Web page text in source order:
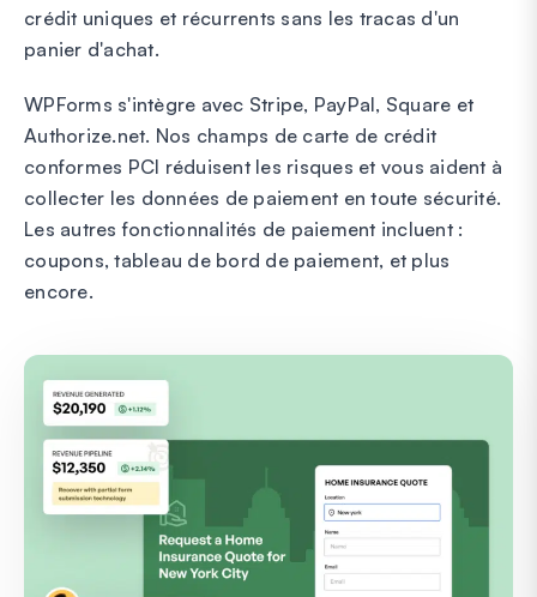
crédit uniques et récurrents sans les tracas d'un
panier d'achat.
WPForms s'intègre avec Stripe, PayPal, Square et
Authorize.net. Nos champs de carte de crédit
conformes PCI réduisent les risques et vous aident à
collecter les données de paiement en toute sécurité.
Les autres fonctionnalités de paiement incluent :
coupons, tableau de bord de paiement, et plus
encore.